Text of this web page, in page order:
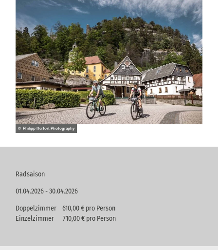
© Philipp Herfort Photography
Radsaison
01.04.2026 - 30.04.2026
Doppelzimmer 610,00 € pro Person
Einzelzimmer 710,00 € pro Person